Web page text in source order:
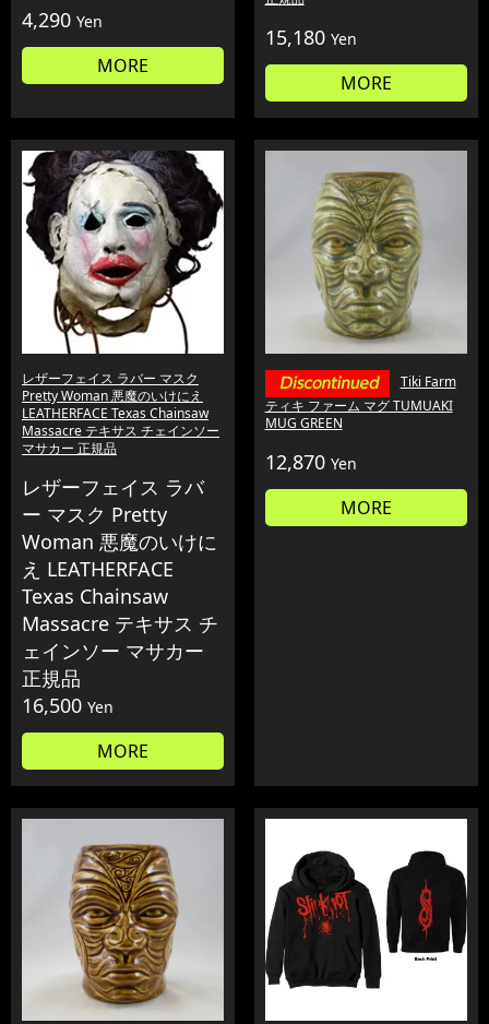
4,290 Yen
MORE
15,180 Yen
MORE
レザーフェイス ラバー マスク
Pretty Woman 悪魔のいけにえ
LEATHERFACE Texas Chainsaw
Massacre テキサス チェインソー
マサカー 正規品
レザーフェイス ラバ
ー マスク Pretty
Woman 悪魔のいけに
え LEATHERFACE
Texas Chainsaw
Massacre テキサス チ
ェインソー マサカー
正規品
16,500 Yen
MORE
Tiki Farm
ティキ ファーム マグ TUMUAKI
MUG GREEN
12,870 Yen
MORE